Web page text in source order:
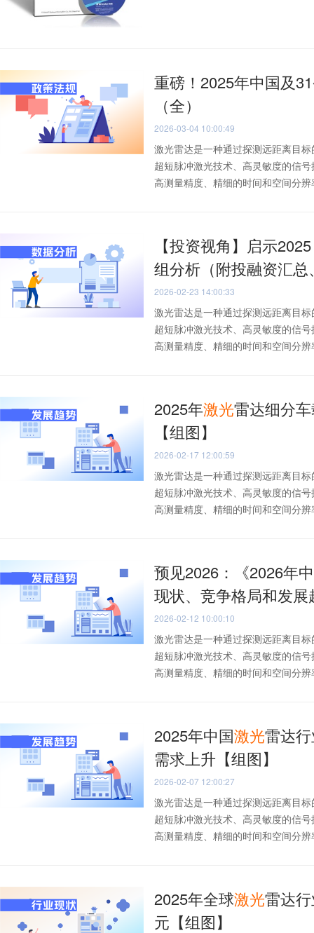
重磅！2025年中国及
（全）
2026-03-04 10:00:49
激光雷达是一种通过探测远距离目
超短脉冲激光技术、高灵敏度的信
高测量精度、精细的时间和空间分
【投资视角】启示
组分析（附投融资汇
2026-02-23 14:00:33
激光雷达是一种通过探测远距离目
超短脉冲激光技术、高灵敏度的信
高测量精度、精细的时间和空间分
2025年激光雷达细分
【组图】
2026-02-17 12:00:59
激光雷达是一种通过探测远距离目
超短脉冲激光技术、高灵敏度的信
高测量精度、精细的时间和空间分
预见2026：《2026年
现状、竞争格局和发展
2026-02-12 10:00:10
激光雷达是一种通过探测远距离目
超短脉冲激光技术、高灵敏度的信
高测量精度、精细的时间和空间分
2025年中国激光雷达
需求上升【组图】
2026-02-07 12:00:27
激光雷达是一种通过探测远距离目
超短脉冲激光技术、高灵敏度的信
高测量精度、精细的时间和空间分
2025年全球激光雷达
元【组图】